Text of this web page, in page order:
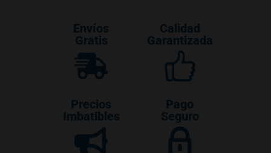
Envíos
Gratis
Calidad
Garantizada
Precios
Imbatibles
Pago
Seguro